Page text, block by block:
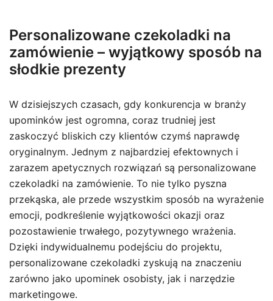
Personalizowane czekoladki na
zamówienie – wyjątkowy sposób na
słodkie prezenty
W dzisiejszych czasach, gdy konkurencja w branży
upominków jest ogromna, coraz trudniej jest
zaskoczyć bliskich czy klientów czymś naprawdę
oryginalnym. Jednym z najbardziej efektownych i
zarazem apetycznych rozwiązań są personalizowane
czekoladki na zamówienie. To nie tylko pyszna
przekąska, ale przede wszystkim sposób na wyrażenie
emocji, podkreślenie wyjątkowości okazji oraz
pozostawienie trwałego, pozytywnego wrażenia.
Dzięki indywidualnemu podejściu do projektu,
personalizowane czekoladki zyskują na znaczeniu
zarówno jako upominek osobisty, jak i narzędzie
marketingowe.